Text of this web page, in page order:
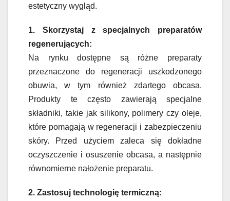
estetyczny wygląd.
1. Skorzystaj z specjalnych preparatów
regenerujących:
Na rynku dostępne są różne preparaty
przeznaczone do regeneracji uszkodzonego
obuwia, w tym również zdartego obcasa.
Produkty te często zawierają specjalne
składniki, takie jak silikony, polimery czy oleje,
które pomagają w regeneracji i zabezpieczeniu
skóry. Przed użyciem zaleca się dokładne
oczyszczenie i osuszenie obcasa, a następnie
równomierne nałożenie preparatu.
2. Zastosuj technologię termiczną: